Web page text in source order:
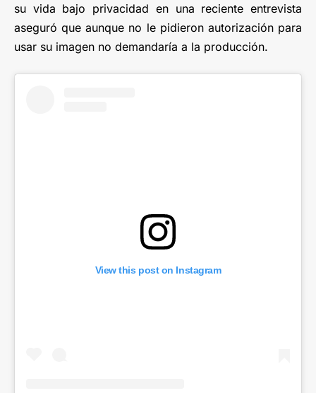
su vida bajo privacidad en una reciente entrevista
aseguró que aunque no le pidieron autorización para
usar su imagen no demandaría a la producción.
View this post on Instagram